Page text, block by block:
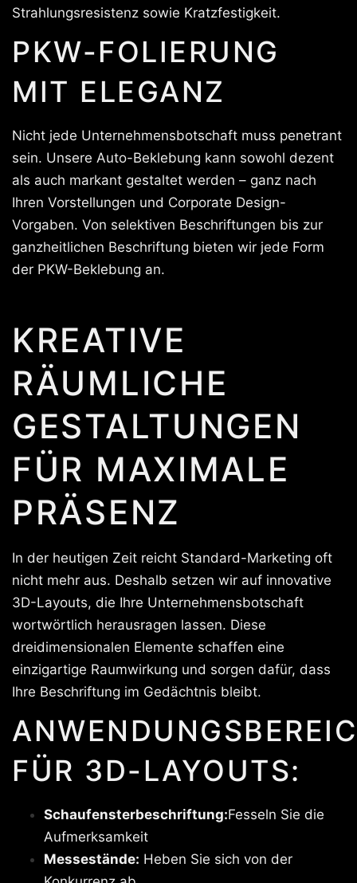
Strahlungsresistenz sowie Kratzfestigkeit.
PKW-FOLIERUNG
MIT ELEGANZ
Nicht jede Unternehmensbotschaft muss penetrant
sein. Unsere Auto-Beklebung kann sowohl dezent
als auch markant gestaltet werden – ganz nach
Ihren Vorstellungen und Corporate Design-
Vorgaben. Von selektiven Beschriftungen bis zur
ganzheitlichen Beschriftung bieten wir jede Form
der PKW-Beklebung an.
KREATIVE
RÄUMLICHE
GESTALTUNGEN
FÜR MAXIMALE
PRÄSENZ
In der heutigen Zeit reicht Standard-Marketing oft
nicht mehr aus. Deshalb setzen wir auf innovative
3D-Layouts, die Ihre Unternehmensbotschaft
wortwörtlich herausragen lassen. Diese
dreidimensionalen Elemente schaffen eine
einzigartige Raumwirkung und sorgen dafür, dass
Ihre Beschriftung im Gedächtnis bleibt.
FÜR 3D-LAYOUTS:
Schaufensterbeschriftung:Fesseln Sie die
Aufmerksamkeit
Messestände: Heben Sie sich von der